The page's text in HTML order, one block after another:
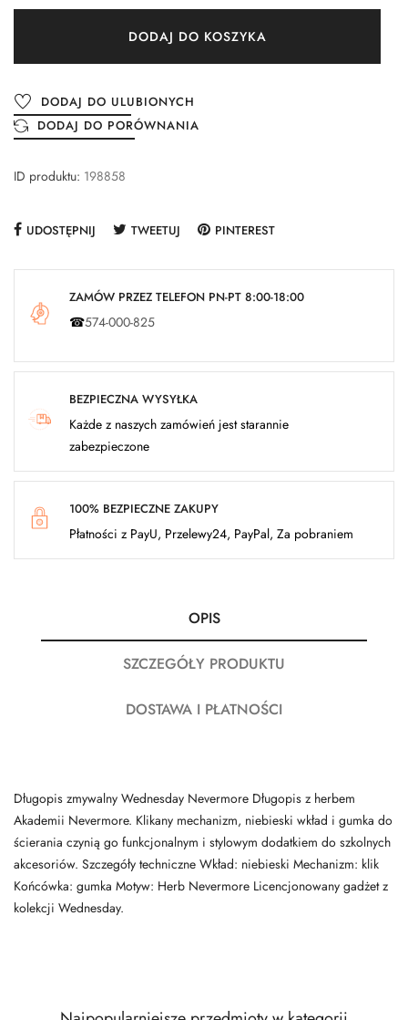
DODAJ DO KOSZYKA
DODAJ DO ULUBIONYCH
DODAJ DO PORÓWNANIA
ID produktu: 198858
UDOSTĘPNIJ TWEETUJ PINTEREST
ZAMÓW PRZEZ TELEFON PN-PT 8:00-18:00
☎574-000-825
BEZPIECZNA WYSYŁKA
Każde z naszych zamówień jest starannie
zabezpieczone
100% BEZPIECZNE ZAKUPY
Płatności z PayU, Przelewy24, PayPal, Za pobraniem
OPIS
SZCZEGÓŁY PRODUKTU
DOSTAWA I PŁATNOŚCI
Długopis zmywalny Wednesday Nevermore Długopis z herbem
Akademii Nevermore. Klikany mechanizm, niebieski wkład i gumka do
ścierania czynią go funkcjonalnym i stylowym dodatkiem do szkolnych
akcesoriów. Szczegóły techniczne Wkład: niebieski Mechanizm: klik
Końcówka: gumka Motyw: Herb Nevermore Licencjonowany gadżet z
kolekcji Wednesday.